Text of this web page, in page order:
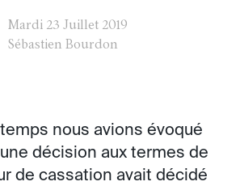
Mardi 23 Juillet 2019
Sébastien Bourdon
nous avions évoqué
décision aux termes de
de cassation avait décidé